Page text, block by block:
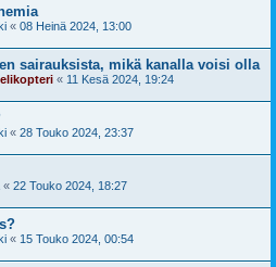
« 08 Heinä 2024, 13:00
sairauksista, mikä kanalla voisi olla
« 11 Kesä 2024, 19:24
« 28 Touko 2024, 23:37
« 22 Touko 2024, 18:27
« 15 Touko 2024, 00:54